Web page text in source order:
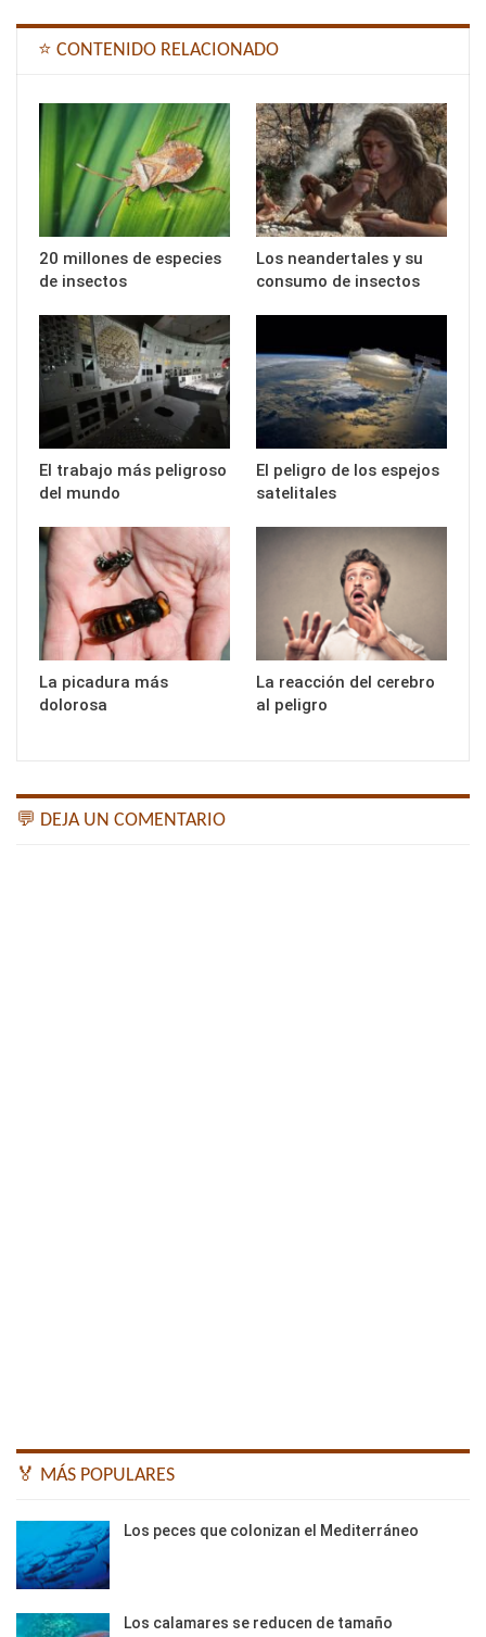
⭐ CONTENIDO RELACIONADO
20 millones de especies
de insectos
Los neandertales y su
consumo de insectos
El trabajo más peligroso
del mundo
El peligro de los espejos
satelitales
La picadura más
dolorosa
La reacción del cerebro
al peligro
💬 DEJA UN COMENTARIO
🏅 MÁS POPULARES
Los peces que colonizan el Mediterráneo
Los calamares se reducen de tamaño